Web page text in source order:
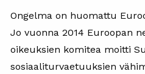
Ongelma on huomattu
Jo vuonna 2014 Euroopan
oikeuksien komitea moitti
sosiaaliturvaetuuksien